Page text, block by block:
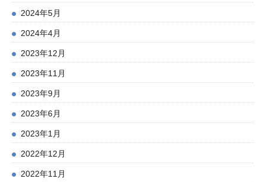
2024年5月
2024年4月
2023年12月
2023年11月
2023年9月
2023年6月
2023年1月
2022年12月
2022年11月